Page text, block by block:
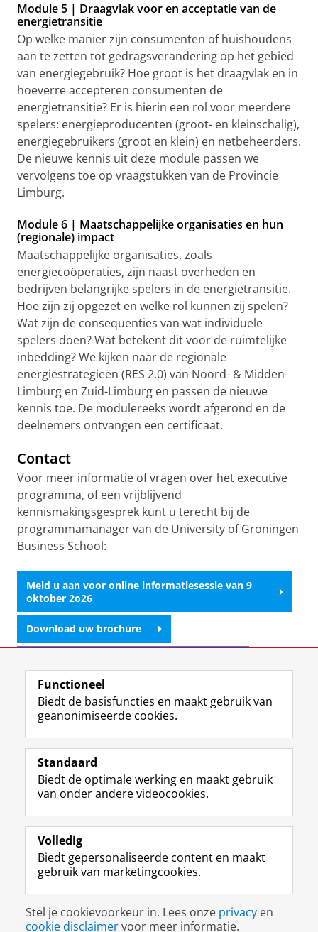
Module 5 | Draagvlak voor en acceptatie van de
energietransitie
Op welke manier zijn consumenten of huishoudens
aan te zetten tot gedragsverandering op het gebied
van energiegebruik? Hoe groot is het draagvlak en in
hoeverre accepteren consumenten de
energietransitie? Er is hierin een rol voor meerdere
spelers: energieproducenten (groot- en kleinschalig),
energiegebruikers (groot en klein) en netbeheerders.
De nieuwe kennis uit deze module passen we
vervolgens toe op vraagstukken van de Provincie
Limburg.
Module 6 | Maatschappelijke organisaties en hun
(regionale) impact
Maatschappelijke organisaties, zoals
energiecoöperaties, zijn naast overheden en
bedrijven belangrijke spelers in de energietransitie.
Hoe zijn zij opgezet en welke rol kunnen zij spelen?
Wat zijn de consequenties van wat individuele
spelers doen? Wat betekent dit voor de ruimtelijke
inbedding? We kijken naar de regionale
energiestrategieën (RES 2.0) van Noord- & Midden-
Limburg en Zuid-Limburg en passen de nieuwe
kennis toe. De modulereeks wordt afgerond en de
deelnemers ontvangen een certificaat.
Contact
Voor meer informatie of vragen over het executive
programma, of een vrijblijvend
kennismakingsgesprek kunt u terecht bij de
programmamanager van de University of Groningen
Business School:
Meld u aan voor online informatiesessie van 9
oktober 2o26
Download uw brochure
Schrijf u in voor het programma
Uw Business Partner: Executive onderwijs (UBGS)
Uw Business Partner: Werken met studenten
Faculteit Economie en Bedrijfskunde
Disclaimer & Copyright
Inloggen
Functioneel
Biedt de basisfuncties en maakt gebruik van
geanonimiseerde cookies.
Standaard
Biedt de optimale werking en maakt gebruik
van onder andere videocookies.
Volledig
Biedt gepersonaliseerde content en maakt
gebruik van marketingcookies.
Stel je cookievoorkeur in. Lees onze privacy en
cookie disclaimervoor meer informatie.